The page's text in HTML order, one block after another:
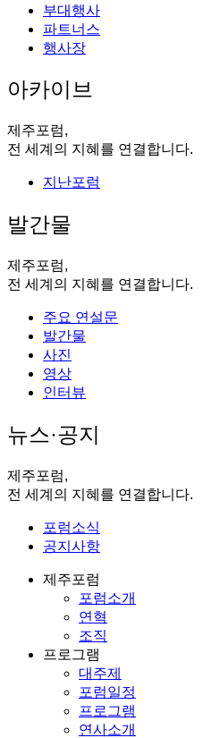
부대행사
파트너스
행사장
아카이브
제주포럼,
전 세계의 지혜를 연결합니다.
지난포럼
발간물
제주포럼,
전 세계의 지혜를 연결합니다.
주요 연설문
발간물
사진
영상
인터뷰
뉴스·공지
제주포럼,
전 세계의 지혜를 연결합니다.
포럼소식
공지사항
제주포럼
포럼소개
연혁
조직
프로그램
대주제
포럼일정
프로그램
연사소개